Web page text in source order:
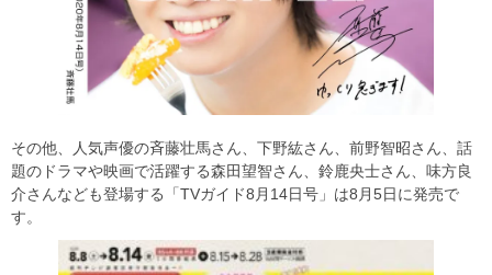
その他、人気声優の斉藤壮馬さん、下野紘さん、前野智昭さん、話
題のドラマや映画で活躍する森田望智さん、鈴鹿央士さん、味方良
介さんなども登場する「TVガイド8月14日号」は8月5日に発売で
す。